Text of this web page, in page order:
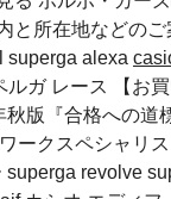
と所在地などのご
superga alexa
ルガ レース 【お
秋版『合格への道
ークスペシャリ
superga revolve